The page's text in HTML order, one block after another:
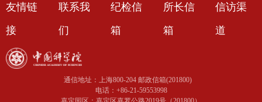
友情链
接
联系我
们
纪检信
箱
所长信
箱
信访渠
道
通信地址：上海800-204 邮政信箱(201800)
电话：+86-21-59553998